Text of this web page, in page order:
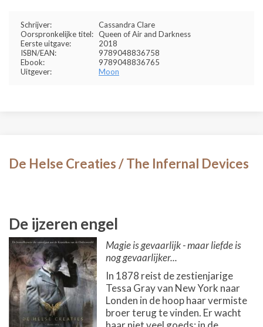
Schrijver:
Cassandra Clare
Oorspronkelijke titel: Queen of Air and Darkness
Eerste uitgave:
2018
ISBN/EAN:
9789048836758
Ebook:
9789048836765
Uitgever:
Moon
De Helse Creaties / The Infernal Devices
De ijzeren engel
Magie is gevaarlijk - maar liefde is
nog gevaarlijker...
In 1878 reist de zestienjarige
Tessa Gray van New York naar
Londen in de hoop haar vermiste
broer terug te vinden. Er wacht